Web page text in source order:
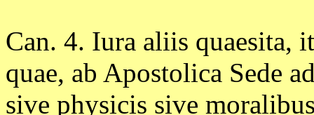
Can. 4. Iura aliis quaesita,
quae, ab Apostolica Sede
sive physicis sive